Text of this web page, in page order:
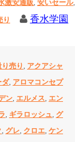
激安通販, 安いセール,
り 香水学園
売り, アクアシャ
ダ, アロマコンセプ
ン, エルメス, エン
, ギラロッシュ, グ
, グレ, クロエ, ケン